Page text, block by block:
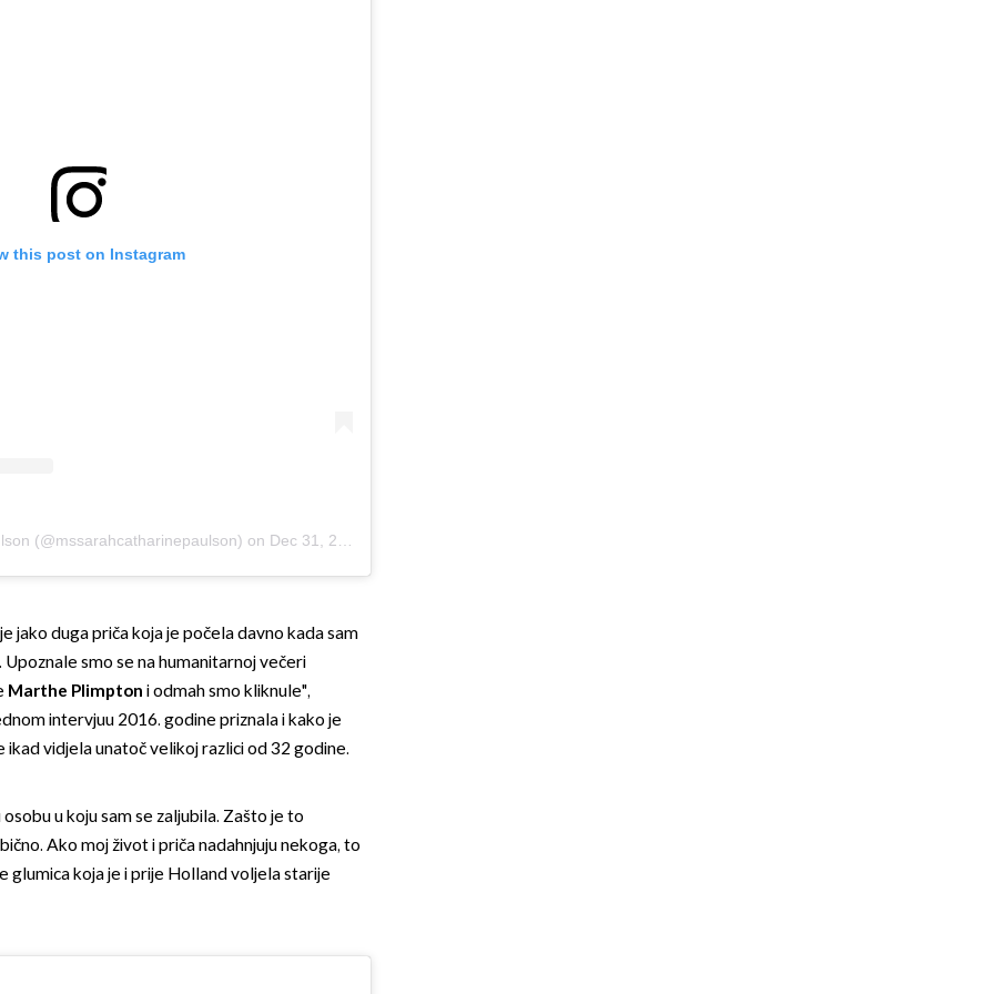
this post on Instagram
(@mssarahcatharinepaulson) on Dec 31, 2018 at 9:18pm PST
jako duga priča koja je počela davno kada sam
smo se na humanitarnoj večeri
Marthe Plimpton i odmah smo kliknule",
intervjuu 2016. godine priznala i kako je
ikad vidjela unatoč velikoj razlici od 32 godine.
u koju sam se zaljubila. Zašto je to
Ako moj život i priča nadahnjuju nekoga, to
glumica koja je i prije Holland voljela starije